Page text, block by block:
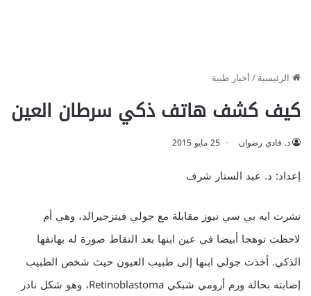
الرئيسية/أخبار طبية
كيف كشف هاتف ذكي سرطان العين
د. فادي رضوان 25 مايو 2015
إعداد: د. عبد الستار شرف
نشرت ايه بي سي نيوز مقابلة مع جولي فيتزجيرالد، وهي أم
لاحظت توهجا أبيضا في عين ابنها بعد التقاط صورة له بهاتفها
الذكي. أخذت جولي ابنها إلى طبيب العيون حيث شخص الطبيب
إصابته بحالة ورم أرومي شبكي Retinoblastoma، وهو شكل نادر